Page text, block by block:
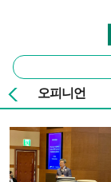
통
합
검
색
오피니언